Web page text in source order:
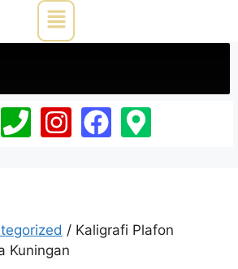
/ Kaligrafi Plafon
Kuningan